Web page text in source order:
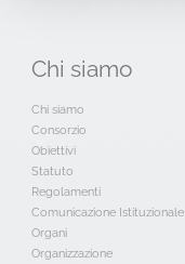
Chi siamo
Chi siamo
Consorzio
Obiettivi
Statuto
Regolamenti
Comunicazione Istituzionale
Organi
Organizzazione